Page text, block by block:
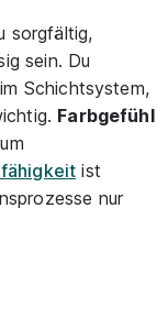
sorgfältig,
sein. Du
Schichtsystem,
Farbgefühl
ist
nur